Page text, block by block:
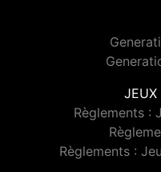
JEUX
Règlements :
Règlements :